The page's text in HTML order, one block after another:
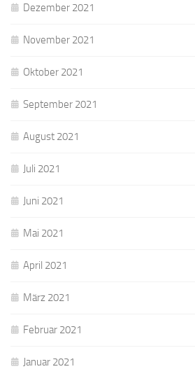
Dezember 2021
November 2021
Oktober 2021
September 2021
August 2021
Juli 2021
Juni 2021
Mai 2021
April 2021
März 2021
Februar 2021
Januar 2021